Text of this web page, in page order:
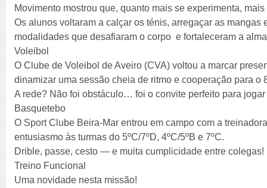
Movimento mostrou que, quanto mais se experimenta,
Os alunos voltaram a calçar os ténis, arregaçar as mangas
modalidades que desafiaram o corpo e fortaleceram a
Voleibol
O Clube de Voleibol de Aveiro (CVA) voltou a marcar
dinamizar uma sessão cheia de ritmo e cooperação para o
A rede? Não foi obstáculo… foi o convite perfeito para
Basquetebo
O Sport Clube Beira-Mar entrou em campo com a
entusiasmo às turmas do 5ºC/7ºD, 4ºC/5ºB e 7ºC.
Drible, passe, cesto — e muita cumplicidade entre colegas!
Treino Funcional
Uma novidade nesta missão!